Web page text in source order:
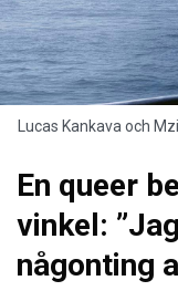
Lucas Kankava och
En queer
vinkel:
någonting